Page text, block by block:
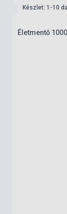
Készlet: 1-10
Életmentő